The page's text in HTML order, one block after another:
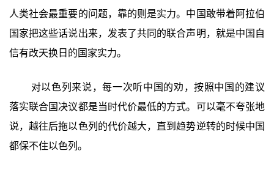
人类社会最重要的问题，靠的则是实力。中国敢带着阿拉伯
国家把这些话说出来，发表了共同的联合声明，就是中国自
信有改天换日的国家实力。
对以色列来说，每一次听中国的劝，按照中国的建议
落实联合国决议都是当时代价最低的方式。可以毫不夸张地
说，越往后拖以色列的代价越大，直到趋势逆转的时候中国
都保不住以色列。